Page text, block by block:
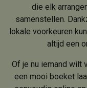
die elk
samenstellen.
lokale voorkeuren
altijd een
Of je nu iemand wilt
een mooi boeket